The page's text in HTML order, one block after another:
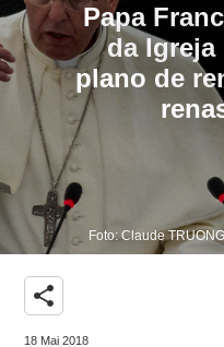
Papa
da Igreja
plano de
Foto: Claude
share
18 Mai 2018